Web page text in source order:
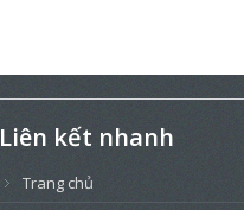
Liên kết nhanh
Trang chủ